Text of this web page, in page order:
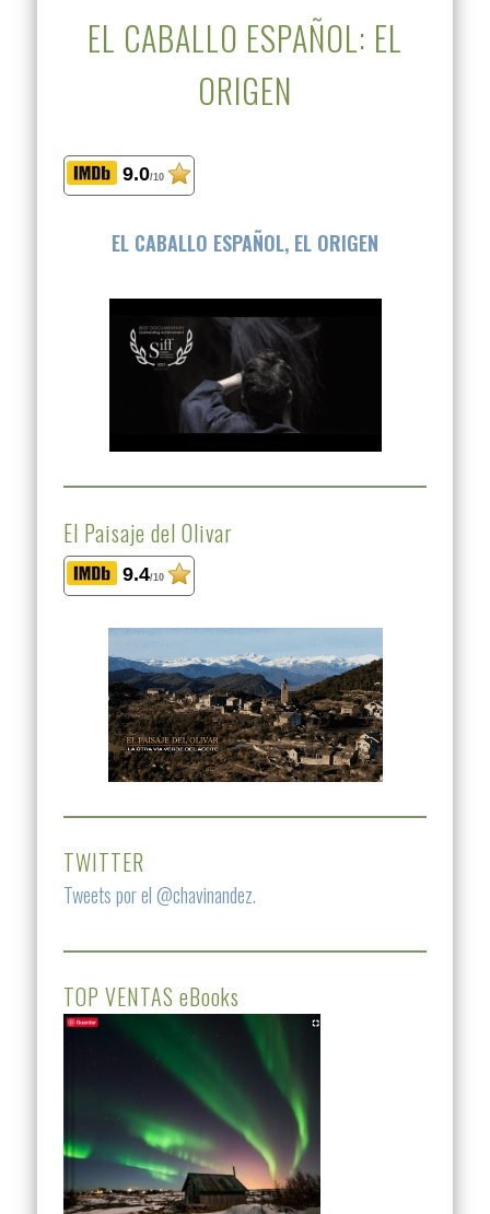
EL CABALLO ESPAÑOL: EL
ORIGEN
9.0/10
EL CABALLO ESPAÑOL, EL ORIGEN
El Paisaje del Olivar
9.4/10
TWITTER
Tweets por el @chavinandez.
TOP VENTAS eBooks